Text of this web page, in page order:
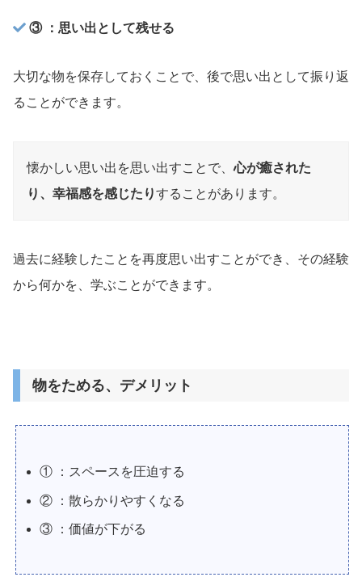
③ ：思い出として残せる
大切な物を保存しておくことで、後で思い出として振り返
ることができます。
懐かしい思い出を思い出すことで、心が癒された
り、幸福感を感じたりすることがあります。
過去に経験したことを再度思い出すことができ、その経験
から何かを、学ぶことができます。
物をためる、デメリット
① ：スペースを圧迫する
② ：散らかりやすくなる
③ ：価値が下がる